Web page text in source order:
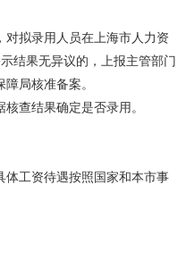
拟录用人员在上海市人力资
结果无异议的，上报主管部门
局核准备案。
查结果确定是否录用。
工资待遇按照国家和本市事